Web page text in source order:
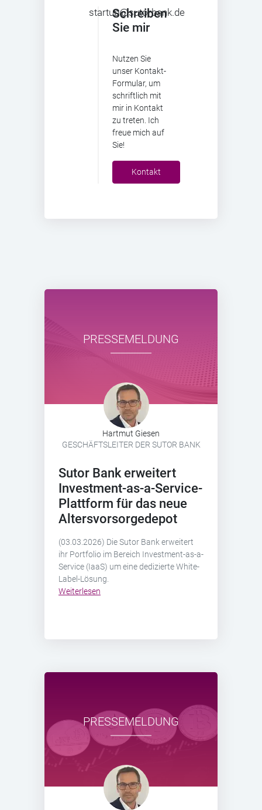
startup@sutorbank.de
Schreiben
Sie mir
Nutzen Sie
unser Kontakt-
Formular, um
schriftlich mit
mir in Kontakt
zu treten. Ich
freue mich auf
Sie!
Kontakt
PRESSEMELDUNG
Hartmut Giesen
GESCHÄFTSLEITER DER SUTOR BANK
Sutor Bank erweitert
Investment-as-a-Service-
Plattform für das neue
Altersvorsorgedepot
(03.03.2026) Die Sutor Bank erweitert
ihr Portfolio im Bereich Investment-as-a-
Service (IaaS) um eine dedizierte White-
Label-Lösung.
Weiterlesen
PRESSEMELDUNG